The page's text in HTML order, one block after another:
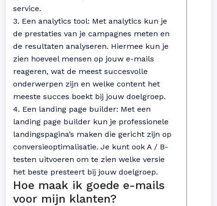
service.
3. Een analytics tool: Met analytics kun je
de prestaties van je campagnes meten en
de resultaten analyseren. Hiermee kun je
zien hoeveel mensen op jouw e-mails
reageren, wat de meest succesvolle
onderwerpen zijn en welke content het
meeste succes boekt bij jouw doelgroep.
4. Een landing page builder: Met een
landing page builder kun je professionele
landingspagina’s maken die gericht zijn op
conversieoptimalisatie. Je kunt ook A / B-
testen uitvoeren om te zien welke versie
het beste presteert bij jouw doelgroep.
Hoe maak ik goede e-mails
voor mijn klanten?